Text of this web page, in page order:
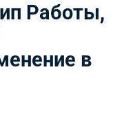
Работы,
в